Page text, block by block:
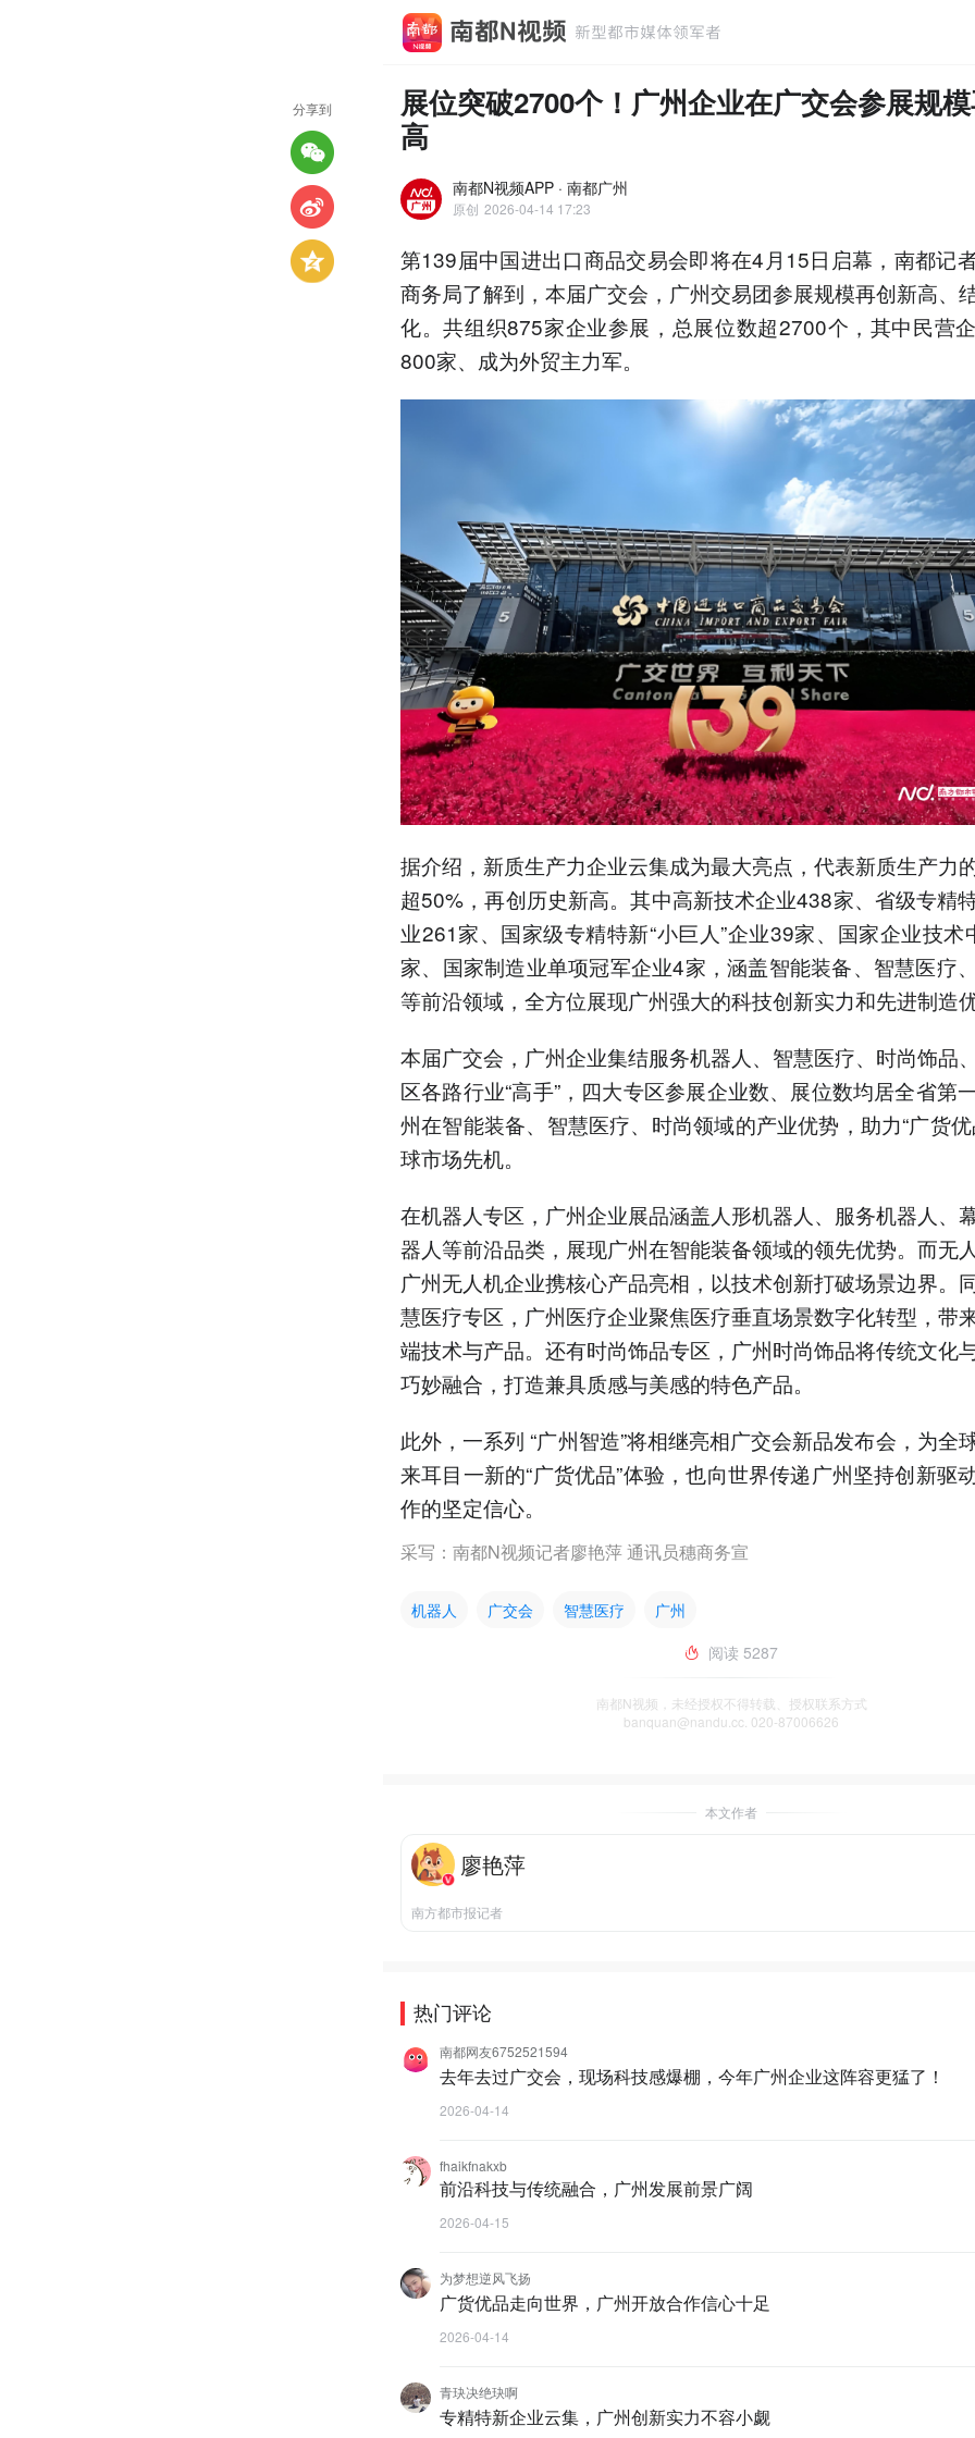
展位突破2700个！广州企业在广交会参展规
高
南都N视频APP · 南都广州
原创 2026-04-14 17:23
第139届中国进出口商品交易会即将在4月15日启幕，南都记
商务局了解到，本届广交会，广州交易团参展规模再创新高、
化。共组织875家企业参展，总展位数超2700个，其中民营
800家、成为外贸主力军。
据介绍，新质生产力企业云集成为最大亮点，代表新质生产力
超50%，再创历史新高。其中高新技术企业438家、省级专精
业261家、国家级专精特新“小巨人”企业39家、国家企业技术
家、国家制造业单项冠军企业4家，涵盖智能装备、智慧医疗
等前沿领域，全方位展现广州强大的科技创新实力和先进制造优
本届广交会，广州企业集结服务机器人、智慧医疗、时尚饰品
区各路行业“高手”，四大专区参展企业数、展位数均居全省第
州在智能装备、智慧医疗、时尚领域的产业优势，助力“广货优
球市场先机。
在机器人专区，广州企业展品涵盖人形机器人、服务机器人、
器人等前沿品类，展现广州在智能装备领域的领先优势。而无
广州无人机企业携核心产品亮相，以技术创新打破场景边界。
慧医疗专区，广州医疗企业聚焦医疗垂直场景数字化转型，带
端技术与产品。还有时尚饰品专区，广州时尚饰品将传统文化
巧妙融合，打造兼具质感与美感的特色产品。
此外，一系列 “广州智造”将相继亮相广交会新品发布会，为全
来耳目一新的“广货优品”体验，也向世界传递广州坚持创新驱
作的坚定信心。
采写：南都N视频记者廖艳萍 通讯员穗商务宣
机器人 广交会 智慧医疗
广州
阅读 5287
南都N视频，未经授权不得转载、授权联系方式
banquan@nandu.cc. 020-87006626
本文作者
廖艳萍
南方都市报记者
热门评论
南都网友6752521594
去年去过广交会，现场科技感爆棚，今年广州企业这阵容更猛了！
2026-04-14
fhaikfnakxb
前沿科技与传统融合，广州发展前景广阔
2026-04-15
为梦想逆风飞扬
广货优品走向世界，广州开放合作信心十足
2026-04-14
青玦决绝玦啊
专精特新企业云集，广州创新实力不容小觑
分享到